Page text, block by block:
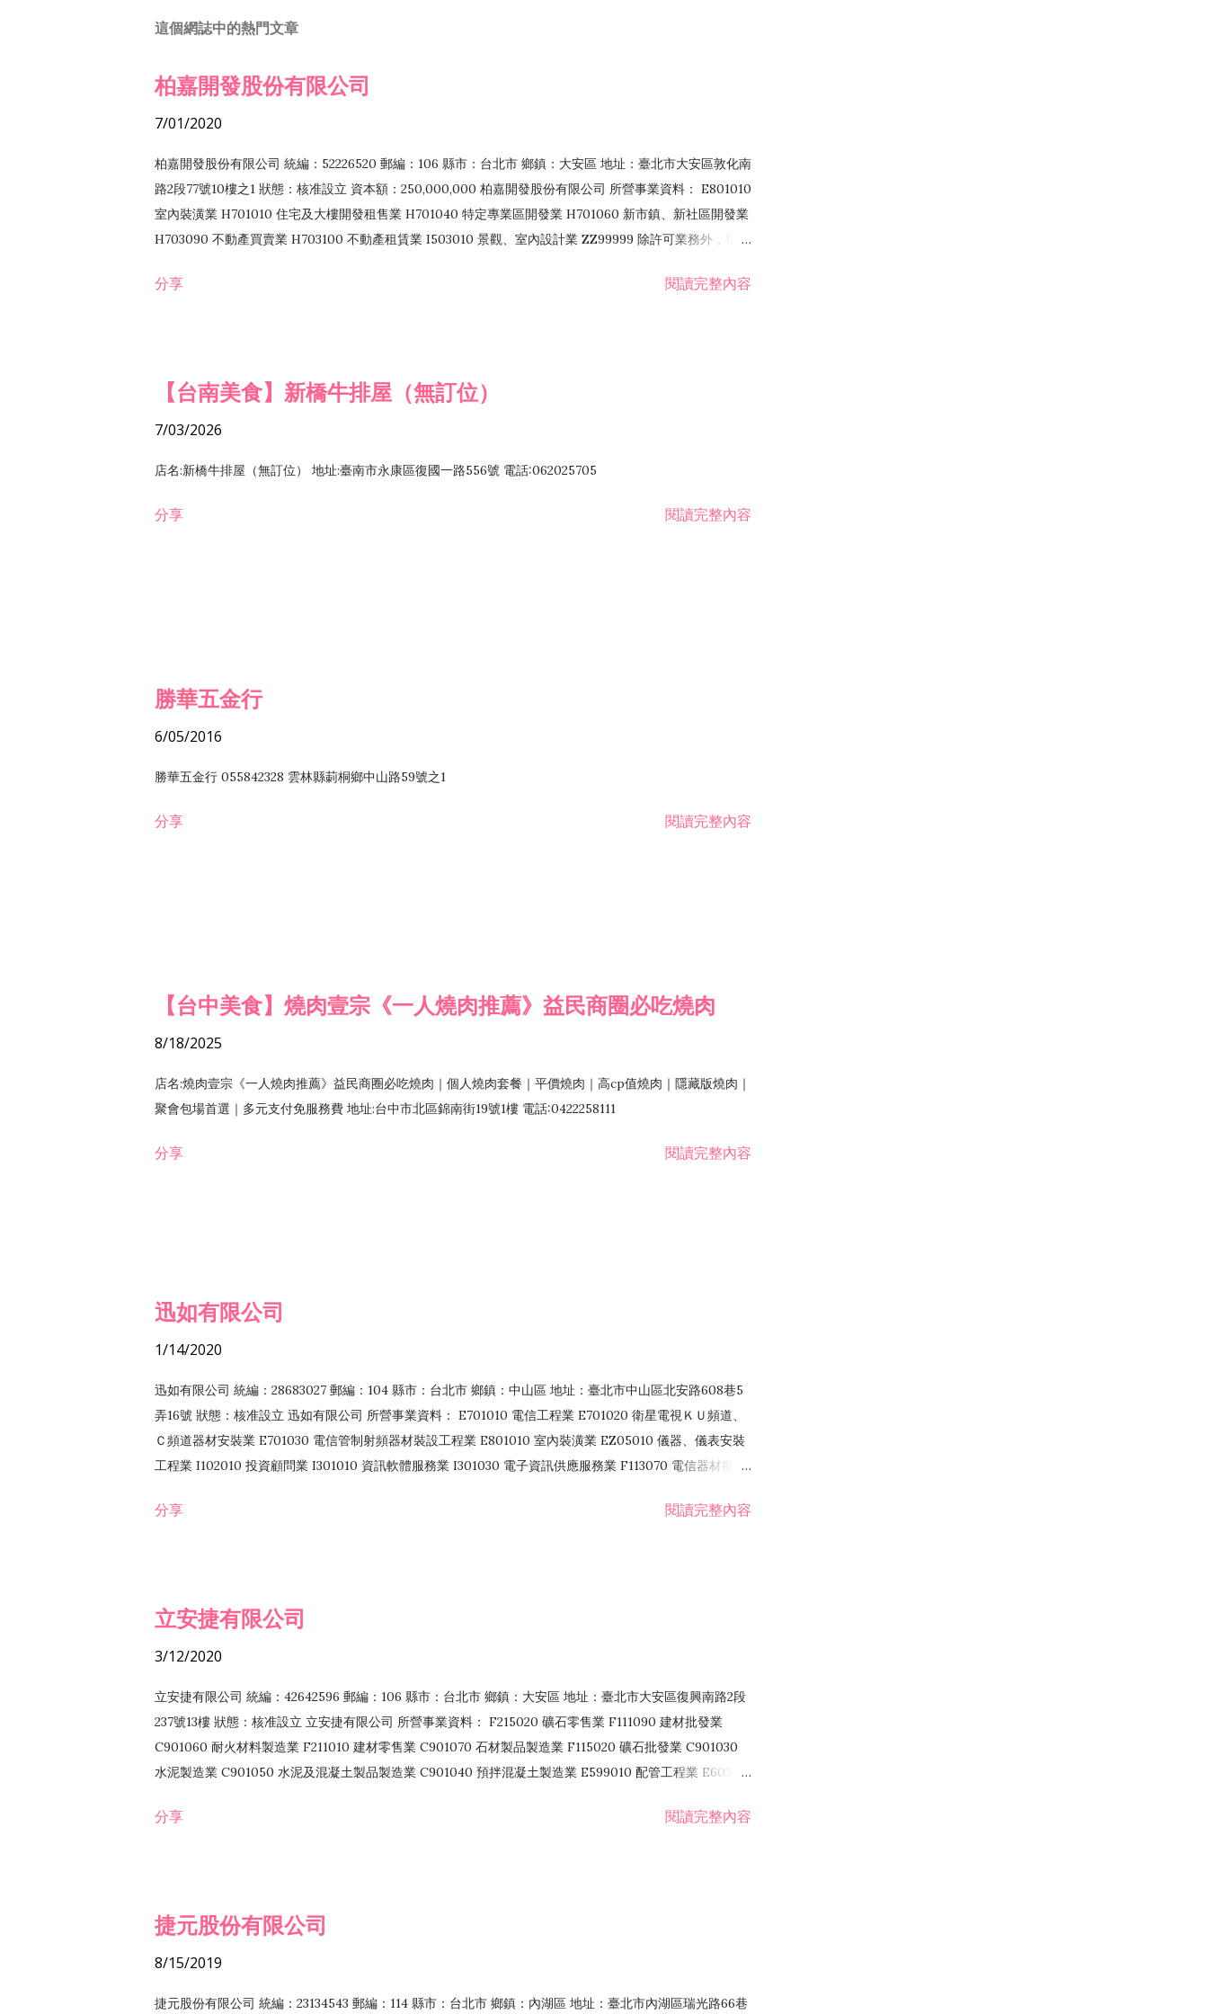
這個網誌中的熱門文章
柏嘉開發股份有限公司
7/01/2020
柏嘉開發股份有限公司 統編：52226520 郵編：106 縣市：台北市 鄉鎮：大安區 地址：臺北市大安區敦化南
路2段77號10樓之1 狀態：核准設立 資本額：250,000,000 柏嘉開發股份有限公司 所營事業資料： E801010
室內裝潢業 H701010 住宅及大樓開發租售業 H701040 特定專業區開發業 H701060 新市鎮、新社區開發業
H703090 不動產買賣業 H703100 不動產租賃業 I503010 景觀、室內設計業 ZZ99999 除許可業務外，得經
分享 閱讀完整內容
【台南美食】新橋牛排屋（無訂位）
7/03/2026
店名:新橋牛排屋（無訂位） 地址:臺南市永康區復國一路556號 電話:062025705
分享 閱讀完整內容
勝華五金行
6/05/2016
勝華五金行 055842328 雲林縣莿桐鄉中山路59號之1
分享 閱讀完整內容
【台中美食】燒肉壹宗《一人燒肉推薦》益民商圈必吃燒肉
8/18/2025
店名:燒肉壹宗《一人燒肉推薦》益民商圈必吃燒肉｜個人燒肉套餐｜平價燒肉｜高cp值燒肉｜隱藏版燒肉｜
聚會包場首選｜多元支付免服務費 地址:台中市北區錦南街19號1樓 電話:0422258111
分享 閱讀完整內容
迅如有限公司
1/14/2020
迅如有限公司 統編：28683027 郵編：104 縣市：台北市 鄉鎮：中山區 地址：臺北市中山區北安路608巷5
弄16號 狀態：核准設立 迅如有限公司 所營事業資料： E701010 電信工程業 E701020 衛星電視ＫＵ頻道、
Ｃ頻道器材安裝業 E701030 電信管制射頻器材裝設工程業 E801010 室內裝潢業 EZ05010 儀器、儀表安裝
工程業 I102010 投資顧問業 I301010 資訊軟體服務業 I301030 電子資訊供應服務業 F113070 電信器材批發
務 F102030 菸酒批發業 F203020 菸酒零售業 F401171 酒類輸入業
分享 閱讀完整內容
立安捷有限公司
3/12/2020
立安捷有限公司 統編：42642596 郵編：106 縣市：台北市 鄉鎮：大安區 地址：臺北市大安區復興南路2段
237號13樓 狀態：核准設立 立安捷有限公司 所營事業資料： F215020 礦石零售業 F111090 建材批發業
C901060 耐火材料製造業 F211010 建材零售業 C901070 石材製品製造業 F115020 礦石批發業 C901030
水泥製造業 C901050 水泥及混凝土製品製造業 C901040 預拌混凝土製造業 E599010 配管工程業 E603110
EZ99990 其他工程業 F102170 食品什貨批發業 F106020 日常用品批發業 F108031 醫療器材批發業
分享 閱讀完整內容
捷元股份有限公司
8/15/2019
捷元股份有限公司 統編：23134543 郵編：114 縣市：台北市 鄉鎮：內湖區 地址：臺北市內湖區瑞光路66巷